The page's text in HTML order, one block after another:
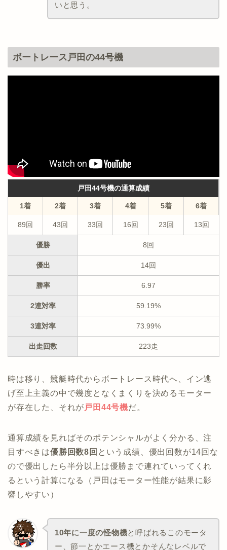
いと思う。
ボートレース戸田の44号機
戸田44号機の通算成績
1着 2着 3着 4着 5着 6着
89回 43回 33回 16回 23回 13回
優勝 8回
優出 14回
勝率 6.97
2連対率 59.19%
3連対率 73.99%
出走回数 223走
時は移り、競艇時代からボートレース時代へ、イン逃
げ至上主義の中で幾度となくまくりを決めるモーター
が存在した、それが戸田44号機だ。
通算成績を見ればそのポテンシャルがよく分かる、注
目すべきは優勝回数8回 という成績、優出回数が14回な
ので優出したら半分以上は優勝まで連れていってくれ
るという計算になる（戸田はモーター性能が結果に影
響しやすい）
10年に一度の怪物機と呼ばれるこのモータ
ー、節一とかエース機とかそんなレベルで